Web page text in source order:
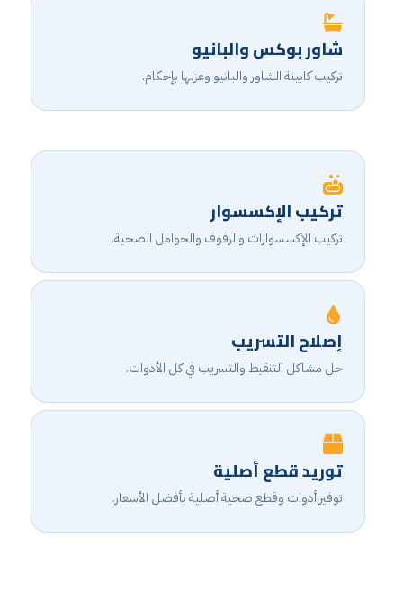
شاور بوكس والبانيو
تركيب كابينة الشاور والبانيو وعزلها بإحكام.
تركيب الإكسسوار
تركيب الإكسسوارات والرفوف والحوامل الصحية.
إصلاح التسريب
حل مشاكل التنقيط والتسريب في كل الأدوات.
توريد قطع أصلية
توفير أدوات وقطع صحية أصلية بأفضل الأسعار.